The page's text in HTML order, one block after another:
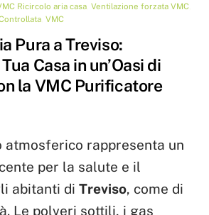
Ricircolo aria casa, Ventilazione forzata VMC,
,VMC
Pura a Treviso:
Casa in un’Oasi di
la VMC Purificatore
atmosferico rappresenta un
per la salute e il
abitanti diTreviso, come di
Le polveri sottili, i gas